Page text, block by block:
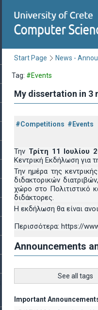
Start Page News -
Tag: #Events
My dissertation in 3
#Competitions #Events
Την Τρίτη 11 Ιουλίου
Κεντρική Εκδήλωση για
Την ημέρα της
διδακτορικών
χώρο στο Πολιτιστικό
διδάκτορες.
Η εκδήλωση θα είναι
Περισσότερα: https://
Announcements
See all tags
Important